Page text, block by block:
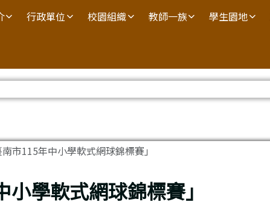
行政單位 校園組織 教師一族 學生園地
南市115年中小學軟式網球錦標賽」
小學軟式網球錦標賽」